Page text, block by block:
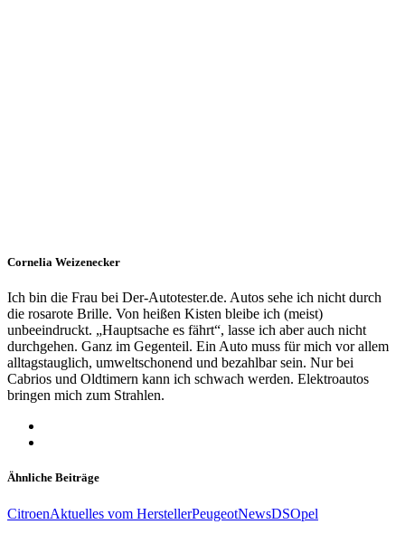
Cornelia Weizenecker
Ich bin die Frau bei Der-Autotester.de. Autos sehe ich nicht durch
die rosarote Brille. Von heißen Kisten bleibe ich (meist)
unbeeindruckt. „Hauptsache es fährt“, lasse ich aber auch nicht
durchgehen. Ganz im Gegenteil. Ein Auto muss für mich vor allem
alltagstauglich, umweltschonend und bezahlbar sein. Nur bei
Cabrios und Oldtimern kann ich schwach werden. Elektroautos
bringen mich zum Strahlen.
Ähnliche Beiträge
CitroenAktuelles vom HerstellerPeugeotNewsDSOpel